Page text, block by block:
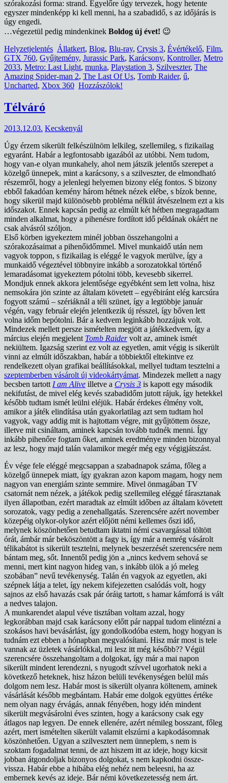
szórakozási forma: strand. Egyelőre úgy tervezek, hogy hetente
egyszer mindenképp ki kell menni, ha a szabadidő, s az időjárás is
úgy engedi.
…végezetül pedig mindenkinek Boldog új évet! 😉
Helyzetjelentés Állatkert, Blog, Blu-ray, Crysis 3, Évértékelő, Film,
GTX 760, Gyűjtemény, Jurassic Park, Karácsony, Kontroller, Metro
2033, Metro: Last Light, munka, Playstation 3, Szilveszter, The
Amazing Spider-man 2, The Last Of Us, Tomb Raider, ű,
Uncharted, Xbox 360 Hozzászólok!
Télváró
2013.12.03. Kecskenyál
Úgy érzem sikerült felkészülnöm lelkileg, szellemileg, s fizikailag
egyaránt. Habár a legfontosabb igazából az utóbbi. Nem tudom,
hogy van-e olyan munkahely, ahol nem játszik jelentős szerepet a
közelgő ünnepek, mint a karácsony, s a szilveszter, de elmondható
részemről, hogy a jelenlegi helyemen bizony elég fontos. S bizony
ebből fakadóan kemény három hétnek nézek elébe, s bízok benne,
hogy sikerül majd különösebb probléma nélkül átvészelnem ezt a kis
időszakot. Ennek kapcsán pedig az elmúlt két hétben megragadtam
minden alkalmat, hogy a pihenésre fordított idő példának okáért ne
csak alvásról szóljon.
Első körben igyekeztem minél jobban összehangolni a
szórakozásaimat a pihenőidőmmel. Mivel munkaidő után nem
vagyok toppon, s fizikailag is eléggé le vagyok merülve, így a
munkaidő végeztével többnyire inkább a sorozatokkal történő
lemaradásomat igyekeztem pótolni több, kevesebb sikerrel.
Mondjuk ennek akkora jelentősége egyébként sem lett volna, hisz
nemsokára jön szinte az általam követett – egyébiránt elég karcsúra
fogyott számú – szériáknál a téli szünet, így a legtöbbje január
végén, vagy február elején jelentkezik új résszel, így bőven lett
volna időm bepótolni. Bár a kedvem leginkább hozzájuk volt.
Mindezek mellett persze ismételten megjött a játékkedvem, így a
március elején megjelent Tomb Raidervolt az, aminek ismét
nekiültem. Igazság szerint ez volt az egyetlen, amit végig is sikerült
vinni az elmúlt időszakban, habár a többiektől eltekintve ez
rendelkezett olyan grafikai beállításokkal, mellyel tudtam tesztelni a
szeptemberben vásárolt új videokártyámat. Mindezek mellett a nagy
becsben tartottI am Alive illetve a Crysis 3 is kapott egy második
nekifutást, de mivel elég kevés szabadidőm jutott rájuk, így hetekkel
később tudtam ismét leülni eléjük. Habár érdekes élmény volt,
amikor a játék elindítása után gyakorlatilag azt sem tudtam hol
vagyok, vagy addig mit is hajtottam végre, mit gyűjtöttem össze,
illetve mit csináltam, aminek kapcsán tovább tudnék menni. Így
inkább pihenőre fogtam őket, aminek eredménye minden bizonnyal
az lesz, hogy majd talán valamikor megér még egy végigjátszást.
Év vége fele eléggé megcsappan a szabadnapok száma, főleg a
közelgő ünnepek miatt, így gyakran azon kapom magam, hogy nem
nagyon van energiám szinte semmire. Mivel önmagában TV
csatornát nem nézek, a játékok pedig szellemileg eléggé fárasztanak
ilyen állapotban, ezért maradtak az elmúlt időben az általam követett
sorozatok, vagy pedig a zenehallgatás. Szerencsére azért november
közepéig olykor-olykor azért előjött némi kellemes őszi idő,
melynek köszönhetően betudtam iktatni némi csavargással töltött
órát, ámbár már beköszöntött a fagy is, így már a nemrég vásárolt
télikabátot is sikerült tesztelni, melynek beszerzését szerencsére nem
bántam meg, sőt. Innentől pedig jön a „nincs kedvem sehová se
menni, mert kint nagyon hideg van, s inkább ülök a jó meleg
szobában” nevű tevékenység. Talán én vagyok az egyetlen, aki
szépnek látja a telet, így nekem kifejezetten csalódás volt, hogy
sajnos az első havazás csak pár óráig tartott, s hamar kámforrá is vált
a nedves talajon.
A munkarendet alapul véve tisztában voltam azzal, hogy
legkorábban majd csak karácsony előtt pár nappal tudom elintézni a
szokásos havi bevásárlást, így gondolkodóba estem, hogy hogyan is
tudnám ezt ebben a hónapban megvalósítani. Hisz már most is tele
vannak az üzletek vásárlókkal, mi lesz itt még később?? Végül
szerencsére összehangoltam a dolgokat, így már a mai napon
sikerült mindent lerendezni, s nyugodt szívvel ugorhatok neki a
következő heteknek, hisz házon belüli tevékenységen belül más
dolgom nem lesz. Habár most is sikerült olyanra költenem, aminek
vásárlását később megbántam. Habár eme dolgok együttes értéke
nem olyan nagy érvágás, annak fényében, hogy idén mindent
sikerült megvásárolni éves szinten, hogy a karácsony csak egy
átlagos nap legyen. De ennek ellenére, azért némileg bosszant, főleg
azért, mert ismételten sikerült valamit elszúrni a kapkodásomnak
köszönhetően. Ugyan a szilvesztert nem ünneplem, s nem is
szoktam fogadalmat tenni, de azt hiszem itt az ideje, hogy kicsit
jobban átgondoljak bizonyos dolgokat, s nem kapkodni össze-
vissza. Habár ebbe a hibába elég nehéz nem beleesni, ha az
embernek kevés az ideje. Bár némi következetesség nem árt.